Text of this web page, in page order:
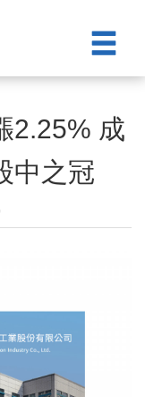
2.25% 成
中之冠